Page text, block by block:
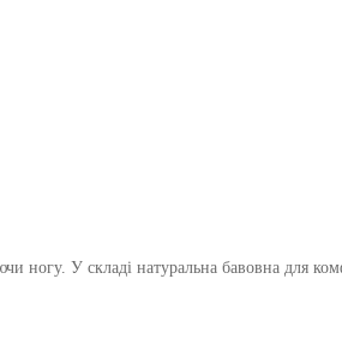
ногу. У складі натуральна бавовна для